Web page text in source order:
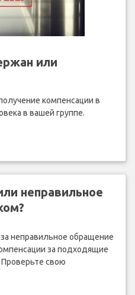
или
компенсации в
в вашей группе.
неправильное
неправильное обращение
за подходящие
свою